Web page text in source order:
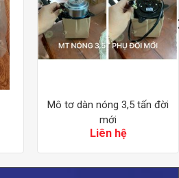
Mô tơ dàn nóng 3,5 tấn đời
mới
Liên hệ